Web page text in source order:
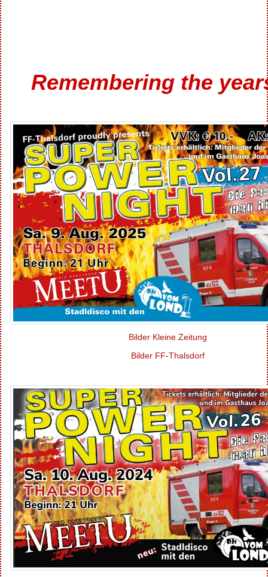
Remembering the
Bilder Kleine Zeitung
Bilder FF-Thalsdorf